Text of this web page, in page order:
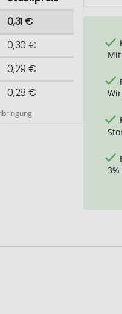
0,31 €
0,30 €
0,29 €
0,28 €